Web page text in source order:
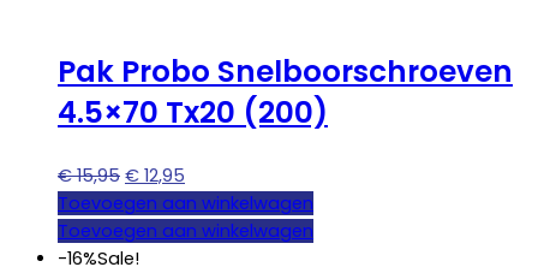
Pak Probo Snelboorschroeven
4.5×70 Tx20 (200)
€15,95 Oorspronkelijke
prijs
was:
€ 15,95.
€ 12,95
prijs
is:
Toevoegen aan winkelwagen
Toevoegen aan winkelwagen
-16%Sale!